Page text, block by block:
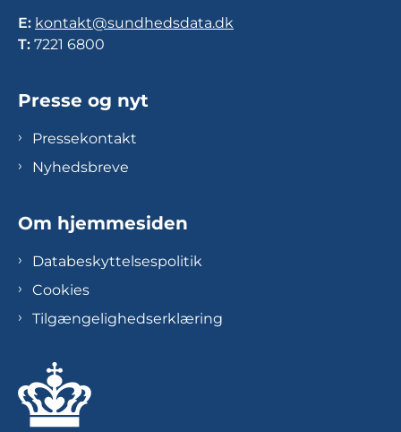
E: kontakt@sundhedsdata.dk
T: 7221 6800
Presse og nyt
Pressekontakt
Nyhedsbreve
Om hjemmesiden
Databeskyttelsespolitik
Cookies
Tilgængelighedserklæring